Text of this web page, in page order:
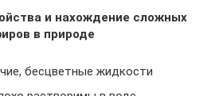
и нахождение сложных
в природе
бесцветные жидкости